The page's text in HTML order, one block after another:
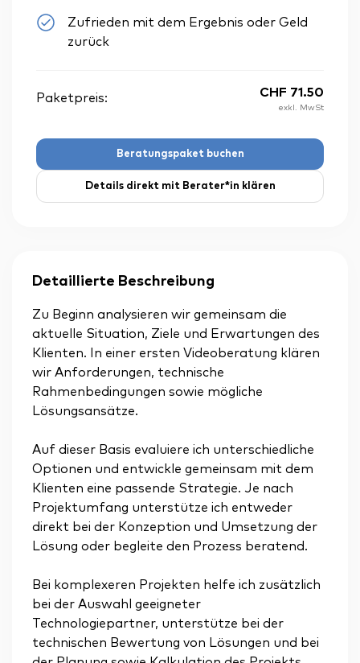
Zufrieden mit dem Ergebnis oder Geld
zurück
Paketpreis: CHF 71.50
exkl. MwSt
Beratungspaket buchen
Details direkt mit Berater*in klären
Detaillierte Beschreibung
Zu Beginn analysieren wir gemeinsam die
aktuelle Situation, Ziele und Erwartungen des
Klienten. In einer ersten Videoberatung klären
wir Anforderungen, technische
Rahmenbedingungen sowie mögliche
Lösungsansätze.
Auf dieser Basis evaluiere ich unterschiedliche
Optionen und entwickle gemeinsam mit dem
Klienten eine passende Strategie. Je nach
Projektumfang unterstütze ich entweder
direkt bei der Konzeption und Umsetzung der
Lösung oder begleite den Prozess beratend.
Bei komplexeren Projekten helfe ich zusätzlich
bei der Auswahl geeigneter
Technologiepartner, unterstütze bei der
technischen Bewertung von Lösungen und bei